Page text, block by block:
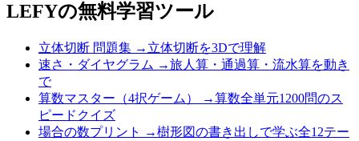
LEFYの無料学習ツール
立体切断 問題集 → 立体切断を3Dで理解
速さ・ダイヤグラム →旅人算・通過算・流水算を動き
で
算数マスター（4択ゲーム）
→算数全単元1200問のス
ピードクイズ
場合の数プリント
→樹形図の書き出しで学ぶ全12テー